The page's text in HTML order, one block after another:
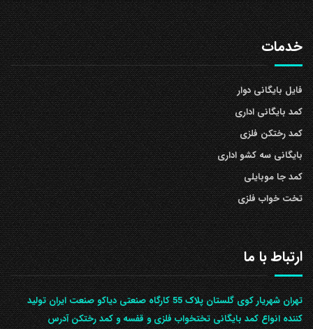
خدمات
فایل بایگانی دوار
کمد بایگانی اداری
کمد رختکن فلزی
بایگانی سه کشو اداری
کمد جا موبایلی
تخت خواب فلزی
ارتباط با ما
تهران شهریار کوی گلستان پلاک 55 کارگاه صنعتی دیاکو صنعت ایران تولید
کننده انواع کمد بایگانی تختخواب فلزی و قفسه و کمد رختکن آدرس